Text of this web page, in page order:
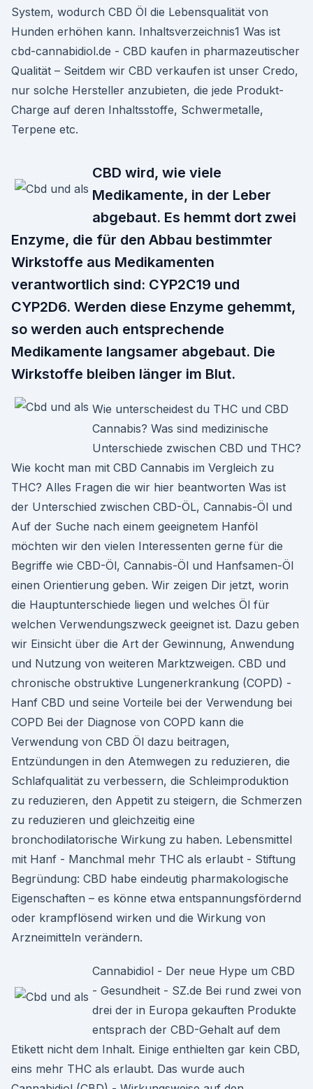
System, wodurch CBD Öl die Lebensqualität von
Hunden erhöhen kann. Inhaltsverzeichnis1 Was ist
cbd-cannabidiol.de - CBD kaufen in pharmazeutischer
Qualität – Seitdem wir CBD verkaufen ist unser Credo,
nur solche Hersteller anzubieten, die jede Produkt-
Charge auf deren Inhaltsstoffe, Schwermetalle,
Terpene etc.
CBD wird, wie viele
Medikamente, in der Leber
abgebaut. Es hemmt dort zwei
Enzyme, die für den Abbau bestimmter
Wirkstoffe aus Medikamenten
verantwortlich sind: CYP2C19 und
CYP2D6. Werden diese Enzyme gehemmt,
so werden auch entsprechende
Medikamente langsamer abgebaut. Die
Wirkstoffe bleiben länger im Blut.
Wie unterscheidest du THC und CBD
Cannabis? Was sind medizinische
Unterschiede zwischen CBD und THC?
Wie kocht man mit CBD Cannabis im Vergleich zu
THC? Alles Fragen die wir hier beantworten Was ist
der Unterschied zwischen CBD-ÖL, Cannabis-Öl und
Auf der Suche nach einem geeignetem Hanföl
möchten wir den vielen Interessenten gerne für die
Begriffe wie CBD-Öl, Cannabis-Öl und Hanfsamen-Öl
einen Orientierung geben. Wir zeigen Dir jetzt, worin
die Hauptunterschiede liegen und welches Öl für
welchen Verwendungszweck geeignet ist. Dazu geben
wir Einsicht über die Art der Gewinnung, Anwendung
und Nutzung von weiteren Marktzweigen. CBD und
chronische obstruktive Lungenerkrankung (COPD) -
Hanf CBD und seine Vorteile bei der Verwendung bei
COPD Bei der Diagnose von COPD kann die
Verwendung von CBD Öl dazu beitragen,
Entzündungen in den Atemwegen zu reduzieren, die
Schlafqualität zu verbessern, die Schleimproduktion
zu reduzieren, den Appetit zu steigern, die Schmerzen
zu reduzieren und gleichzeitig eine
bronchodilatorische Wirkung zu haben. Lebensmittel
mit Hanf - Manchmal mehr THC als erlaubt - Stiftung
Begründung: CBD habe eindeutig pharmakologische
Eigenschaften – es könne etwa entspannungs­fördernd
oder krampf­lösend wirken und die Wirkung von
Arznei­mitteln verändern.
Cannabidiol - Der neue Hype um CBD
- Gesundheit - SZ.de Bei rund zwei von
drei der in Europa gekauften Produkte
entsprach der CBD-Gehalt auf dem
Etikett nicht dem Inhalt. Einige enthielten gar kein CBD,
eins mehr THC als erlaubt. Das wurde auch